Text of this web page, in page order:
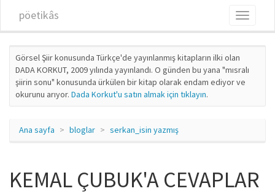
pöetikâs
Toggle
Görsel Şiir konusunda Türkçe'de yayınlanmış kitapların ilki olan
DADA KORKUT, 2009 yılında yayınlandı. O günden bu yana "mısralı
şiirin sonu" konusunda ürkülen bir kitap olarak endam ediyor ve
okurunu arıyor. Dada Korkut'u satın almak için tıklayın.
Ana sayfa bloglar serkan_isin yazmış
KEMAL ÇUBUK'A CEVAPLAR